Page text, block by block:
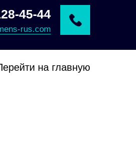
45-44
rus.com
на главную